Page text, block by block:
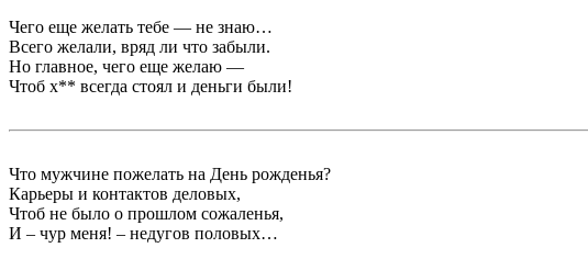
Чего еще желать тебе — не знаю…
Всего желали, вряд ли что забыли.
Но главное, чего еще желаю —
Чтоб х** всегда стоял и деньги были!
Что мужчине пожелать на День рожденья?
Карьеры и контактов деловых,
Чтоб не было о прошлом сожаленья,
И – чур меня! – недугов половых…